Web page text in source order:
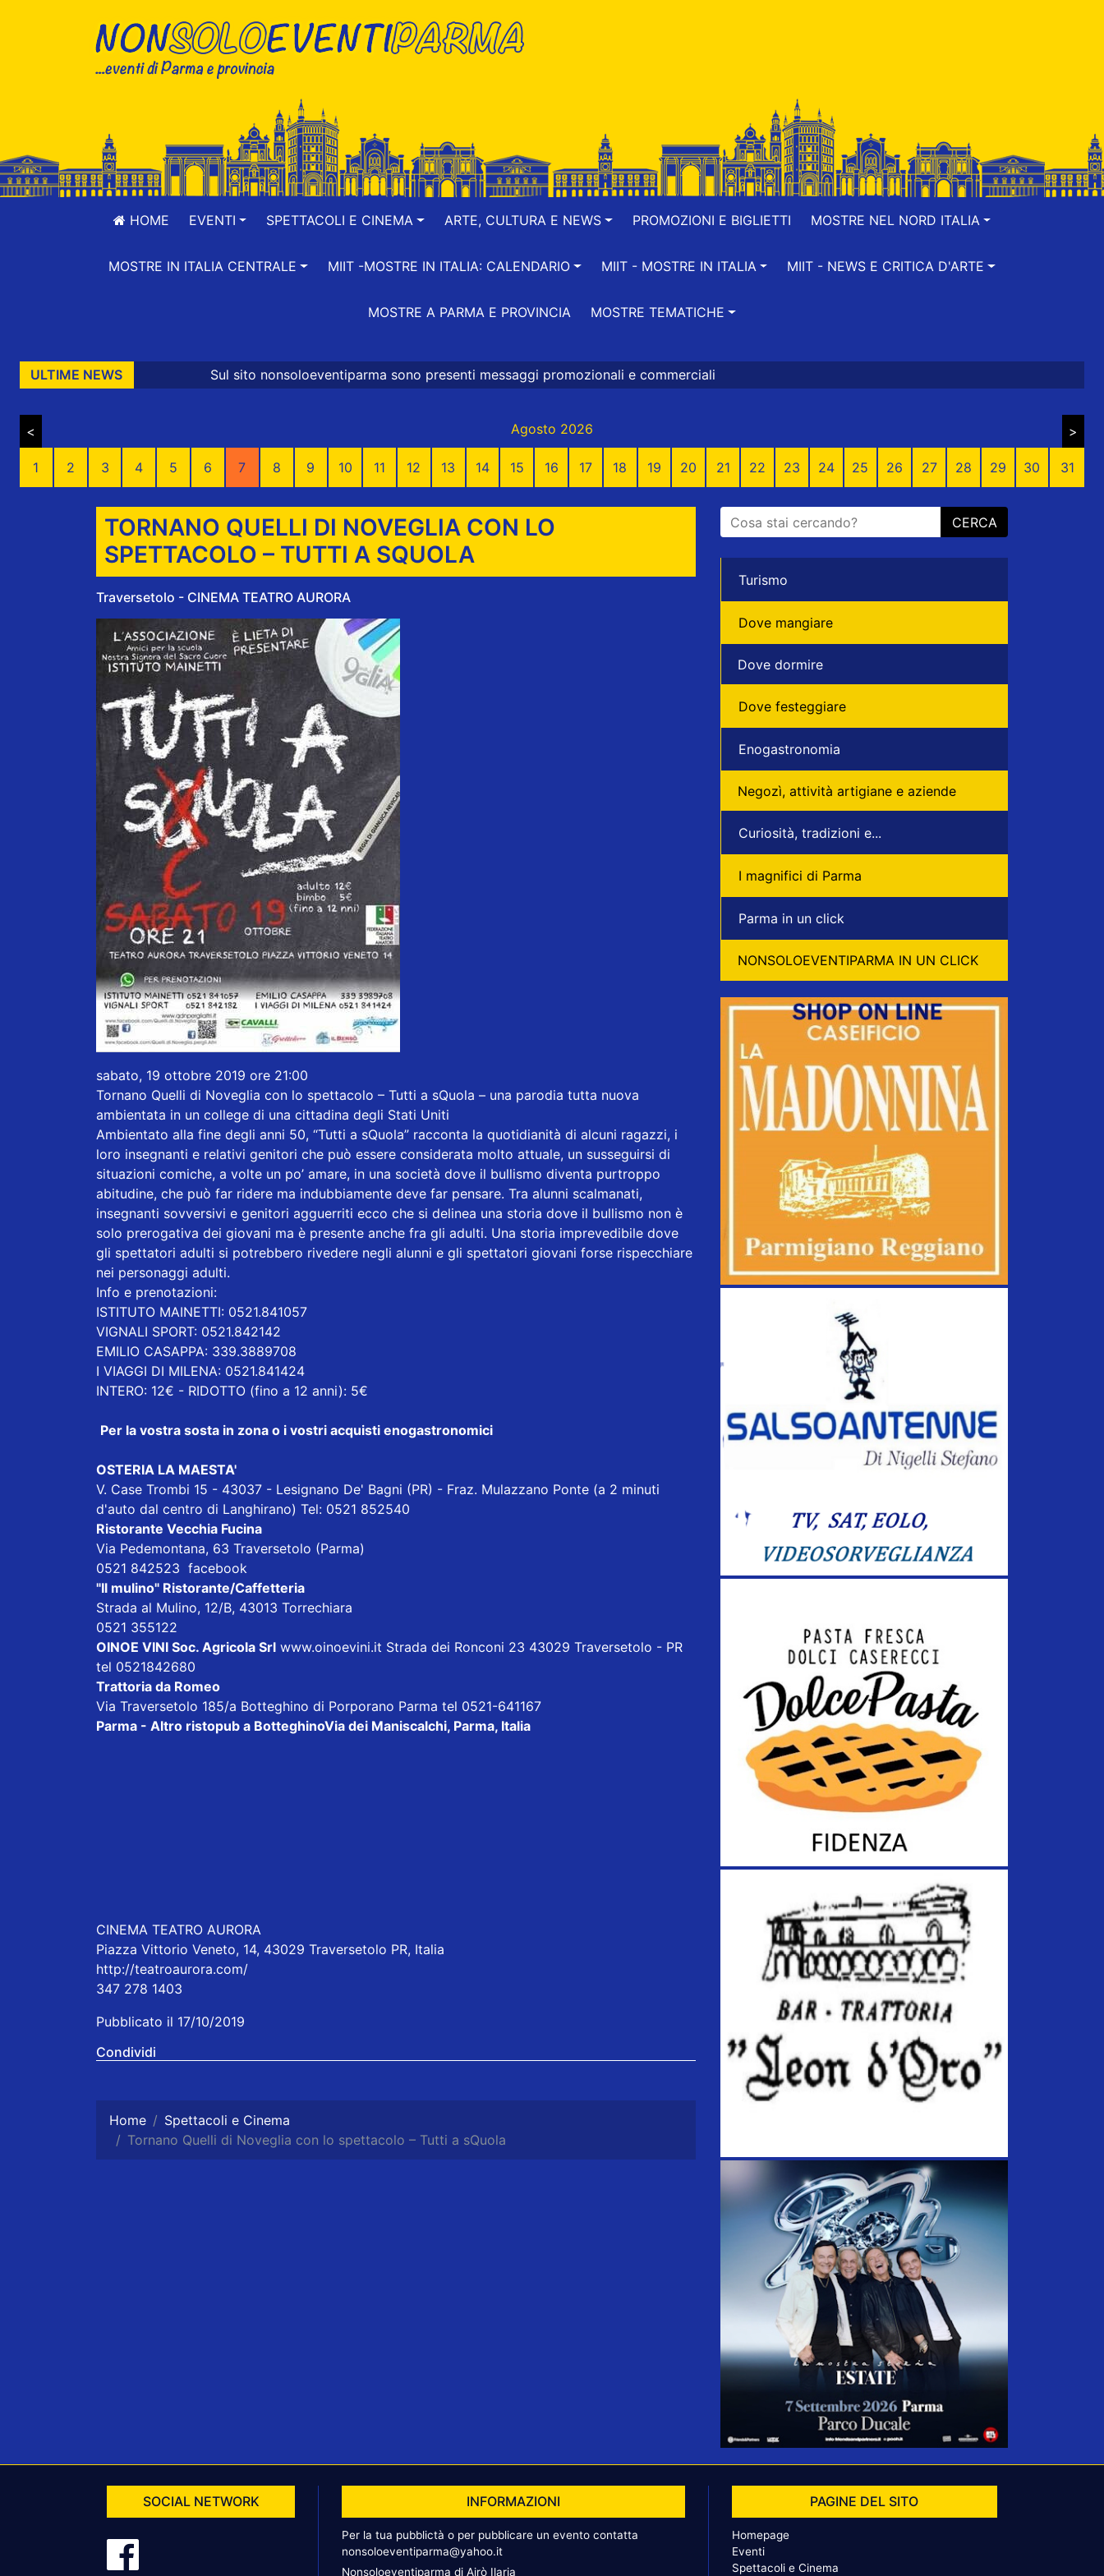
HOME EVENTI SPETTACOLI E CINEMA ARTE, CULTURA E NEWS PROMOZIONI E BIGLIETTI MOSTRE NEL NORD ITALIA
MOSTRE IN ITALIA CENTRALE MIIT -MOSTRE IN ITALIA: CALENDARIO MIIT - MOSTRE IN ITALIA MIIT - NEWS E CRITICA D'ARTE
MOSTRE A PARMA E PROVINCIA MOSTRE TEMATICHE
ULTIME NEWSSul sito nonsoloeventiparma sono presenti messaggi promozionali e commerciali
< Agosto 2026 >
1 2 3 4 5 6 7 8 9 10 11 12 13 14 15 16 17 18 19 20 21 22 23 24 25 26 27 28 29 30 31
TORNANO QUELLI DI NOVEGLIA CON LO
SPETTACOLO – TUTTI A SQUOLA
Traversetolo - CINEMA TEATRO AURORA
sabato, 19 ottobre 2019 ore 21:00
Tornano Quelli di Noveglia con lo spettacolo – Tutti a sQuola – una parodia tutta nuova
ambientata in un college di una cittadina degli Stati Uniti
Ambientato alla fine degli anni 50, “Tutti a sQuola” racconta la quotidianità di alcuni ragazzi, i
loro insegnanti e relativi genitori che può essere considerata molto attuale, un susseguirsi di
situazioni comiche, a volte un po’ amare, in una società dove il bullismo diventa purtroppo
abitudine, che può far ridere ma indubbiamente deve far pensare. Tra alunni scalmanati,
insegnanti sovversivi e genitori agguerriti ecco che si delinea una storia dove il bullismo non è
solo prerogativa dei giovani ma è presente anche fra gli adulti. Una storia imprevedibile dove
gli spettatori adulti si potrebbero rivedere negli alunni e gli spettatori giovani forse rispecchiare
nei personaggi adulti.
Info e prenotazioni:
ISTITUTO MAINETTI: 0521.841057
VIGNALI SPORT: 0521.842142
EMILIO CASAPPA: 339.3889708
I VIAGGI DI MILENA: 0521.841424
INTERO: 12€ - RIDOTTO (fino a 12 anni): 5€
Per la vostra sosta in zona o i vostri acquisti enogastronomici
OSTERIA LA MAESTA'
V. Case Trombi 15 - 43037 - Lesignano De' Bagni (PR) - Fraz. Mulazzano Ponte (a 2 minuti
d'auto dal centro di Langhirano) Tel: 0521 852540
Ristorante Vecchia Fucina
Via Pedemontana, 63 Traversetolo (Parma)
0521 842523 facebook
"Il mulino" Ristorante/Caffetteria
Strada al Mulino, 12/B, 43013 Torrechiara
0521 355122
OINOE VINI Soc. Agricola Srl www.oinoevini.it Strada dei Ronconi 23 43029 Traversetolo - PR
tel 0521842680
Trattoria da Romeo
Via Traversetolo 185/a Botteghino di Porporano Parma tel 0521-641167
Parma - Altro ristopub a BotteghinoVia dei Maniscalchi, Parma, Italia
CINEMA TEATRO AURORA
Piazza Vittorio Veneto, 14, 43029 Traversetolo PR, Italia
http://teatroaurora.com/
347 278 1403
Pubblicato il 17/10/2019
Condividi
Home
Spettacoli e Cinema
Tornano Quelli di Noveglia con lo spettacolo – Tutti a sQuola
CERCA
Turismo
Dove mangiare
Dove dormire
Dove festeggiare
Enogastronomia
Negozì, attività artigiane e aziende
Curiosità, tradizioni e...
I magnifici di Parma
Parma in un click
NONSOLOEVENTIPARMA IN UN CLICK
SOCIAL NETWORK INFORMAZIONI
Per la tua pubblictà o per pubblicare un evento contatta
nonsoloeventiparma@yahoo.it
Nonsoloeventiparma di Airò Ilaria
PAGINE DEL SITO
Homepage
Eventi
Spettacoli e Cinema